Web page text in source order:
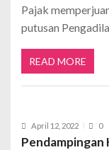
Pajak
putusan
READ MORE
April 12, 2022 0